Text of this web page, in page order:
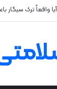
آیا واقعاً ترک سیگار